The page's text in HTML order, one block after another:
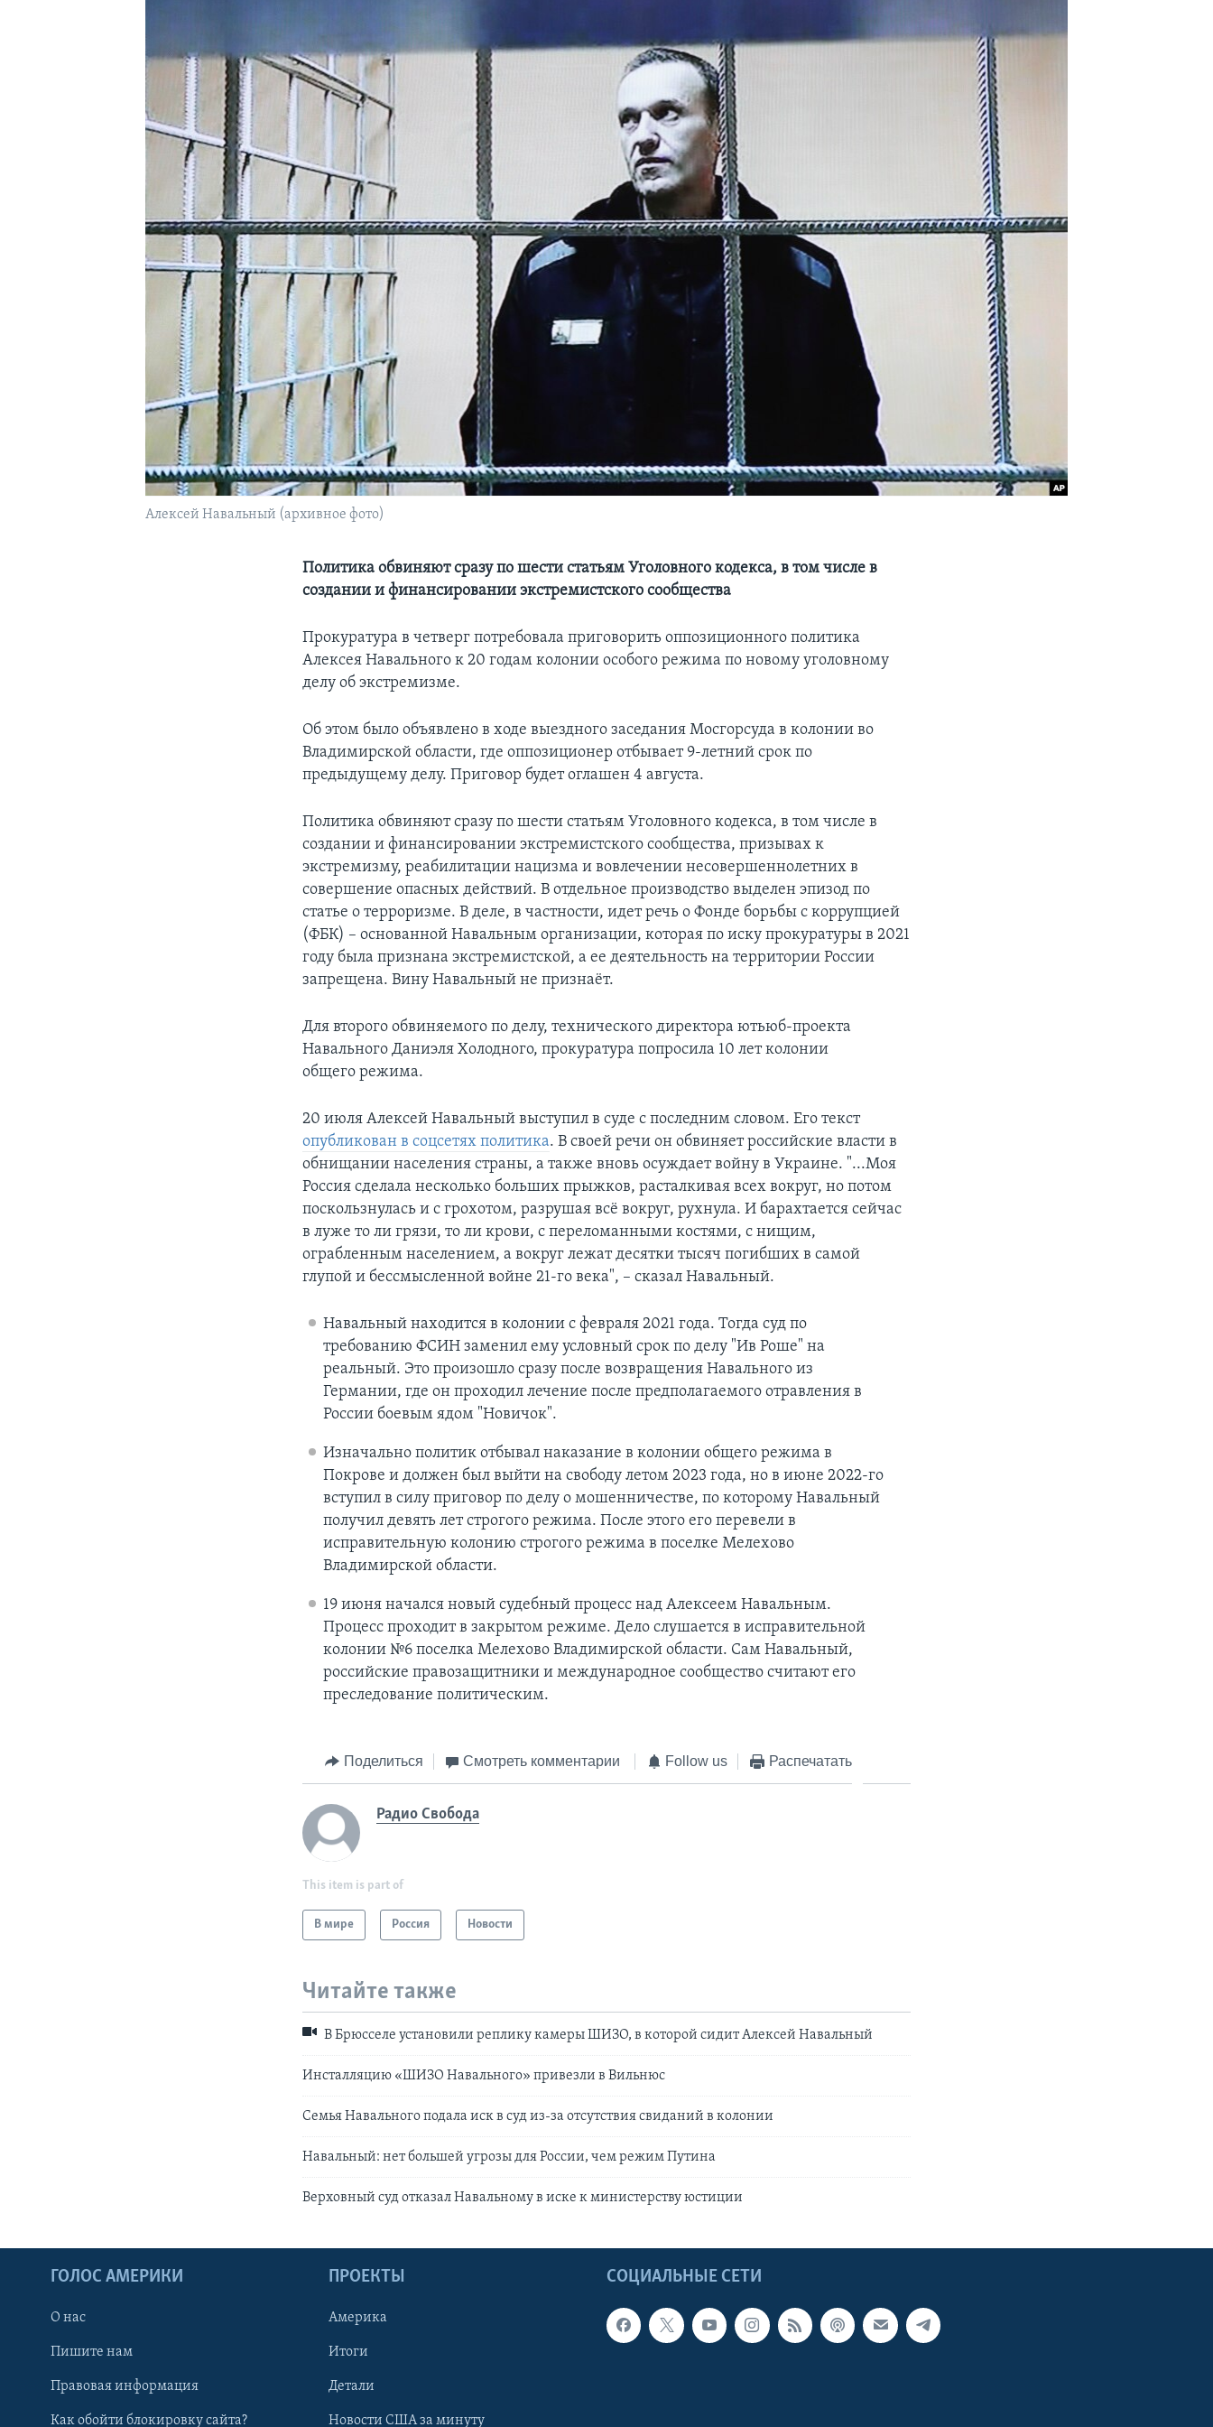
Алексей Навальный (архивное фото)
Политика обвиняют сразу по шести статьям Уголовного кодекса, в том числе в
создании и финансировании экстремистского сообщества
Прокуратура в четверг потребовала приговорить оппозиционного политика
Алексея Навального к 20 годам колонии особого режима по новому уголовному
делу об экстремизме.
Об этом было объявлено в ходе выездного заседания Мосгорсуда в колонии во
Владимирской области, где оппозиционер отбывает 9-летний срок по
предыдущему делу. Приговор будет оглашен 4 августа.
Политика обвиняют сразу по шести статьям Уголовного кодекса, в том числе в
создании и финансировании экстремистского сообщества, призывах к
экстремизму, реабилитации нацизма и вовлечении несовершеннолетних в
совершение опасных действий. В отдельное производство выделен эпизод по
статье о терроризме. В деле, в частности, идет речь о Фонде борьбы с коррупцией
(ФБК) – основанной Навальным организации, которая по иску прокуратуры в 2021
году была признана экстремистской, а ее деятельность на территории России
запрещена. Вину Навальный не признаёт.
Для второго обвиняемого по делу, технического директора ютьюб-проекта
Навального Даниэля Холодного, прокуратура попросила 10 лет колонии
общего режима.
20 июля Алексей Навальный выступил в суде с последним словом. Его текст
опубликован в соцсетях политика. В своей речи он обвиняет российские власти в
обнищании населения страны, а также вновь осуждает войну в Украине. "...Моя
Россия сделала несколько больших прыжков, расталкивая всех вокруг, но потом
поскользнулась и с грохотом, разрушая всё вокруг, рухнула. И барахтается сейчас
в луже то ли грязи, то ли крови, с переломанными костями, с нищим,
ограбленным населением, а вокруг лежат десятки тысяч погибших в самой
глупой и бессмысленной войне 21-го века", – сказал Навальный.
Навальный находится в колонии с февраля 2021 года. Тогда суд по
требованию ФСИН заменил ему условный срок по делу "Ив Роше" на
реальный. Это произошло сразу после возвращения Навального из
Германии, где он проходил лечение после предполагаемого отравления в
России боевым ядом "Новичок".
Изначально политик отбывал наказание в колонии общего режима в
Покрове и должен был выйти на свободу летом 2023 года, но в июне 2022-го
вступил в силу приговор по делу о мошенничестве, по которому Навальный
получил девять лет строгого режима. После этого его перевели в
исправительную колонию строгого режима в поселке Мелехово
Владимирской области.
19 июня начался новый судебный процесс над Алексеем Навальным.
Процесс проходит в закрытом режиме. Дело слушается в исправительной
колонии №6 поселка Мелехово Владимирской области. Сам Навальный,
российские правозащитники и международное сообщество считают его
преследование политическим.
Поделиться Смотреть комментарии Follow us Распечатать
Радио Свобода
This item is part of
В мире Россия Новости
Читайте также
В Брюсселе установили реплику камеры ШИЗО, в которой сидит Алексей Навальный
Инсталляцию «ШИЗО Навального» привезли в Вильнюс
Семья Навального подала иск в суд из-за отсутствия свиданий в колонии
Навальный: нет большей угрозы для России, чем режим Путина
Верховный суд отказал Навальному в иске к министерству юстиции
СОЦИАЛЬНЫЕ СЕТИ
ГОЛОС АМЕРИКИ
О нас
Пишите нам
Правовая информация
Как обойти блокировку сайта?
ПРОЕКТЫ
Америка
Итоги
Детали
Новости США за минуту